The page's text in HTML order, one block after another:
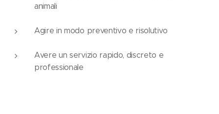
animali
Agire in modo preventivo e risolutivo
Avere un servizio rapido, discreto e
professionale